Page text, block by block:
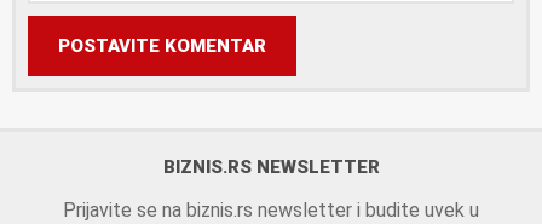
POSTAVITE KOMENTAR
BIZNIS.RS NEWSLETTER
Prijavite se na biznis.rs newsletter i budite uvek u